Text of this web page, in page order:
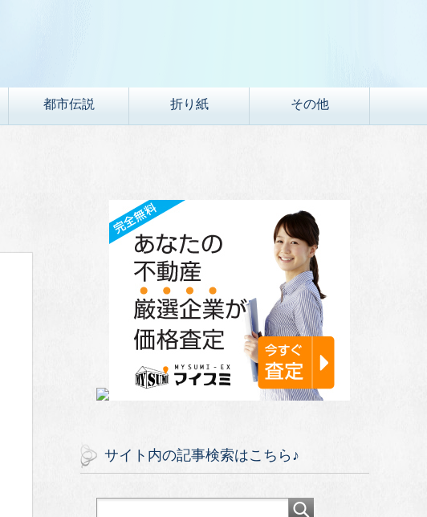
都市伝説 折り紙 その他
サイト内の記事検索はこちら♪